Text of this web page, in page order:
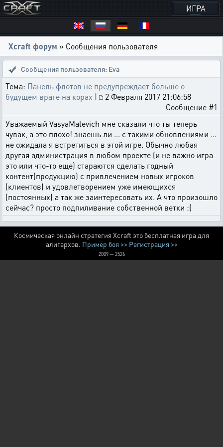
ИГРА
Xcraft форум » Сообщения пользователя
Сообщения пользователя: Eva
Тема: Панель флотов не предупреждает больше о
будущем враге на корах |
2 Февраля 2017 21:06:58
Сообщение #1
Уважаемый VasyaMalevich мне сказали что ты теперь
чувак, а это плохо! знаешь ли ... с такими обновлениями ...
не ожидала я встретиться в этой игре. Обычно любая
другая администрация в любом проекте (и не важно игра
это или что-то еще) стараются сделать годный
контент(продукцию) с привлечением новых игроков
(клиентов) и удовлетворением уже имеющихся
(постоянных) а так же заинтересовать их. А что произошло
сейчас? просто подпиливание собственной ветки :(
Космическая онлайн стратегия Xcraft это бесплатная игра для
алигархов. Пример боя >> Регистрация >>
2009 — 2526